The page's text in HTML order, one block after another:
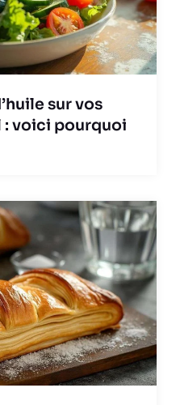
sur vos
: voici pourquoi